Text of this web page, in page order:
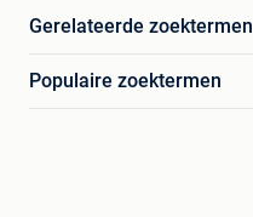
Gerelateerde zoektermen
Populaire zoektermen